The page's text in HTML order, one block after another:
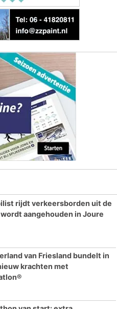
rijdt verkeersborden uit de
aangehouden in Joure
van Friesland bundelt in
krachten met